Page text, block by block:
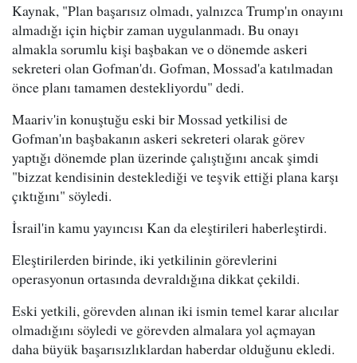
Kaynak, "Plan başarısız olmadı, yalnızca Trump'ın onayını
almadığı için hiçbir zaman uygulanmadı. Bu onayı
almakla sorumlu kişi başbakan ve o dönemde askeri
sekreteri olan Gofman'dı. Gofman, Mossad'a katılmadan
önce planı tamamen destekliyordu" dedi.
Maariv'in konuştuğu eski bir Mossad yetkilisi de
Gofman'ın başbakanın askeri sekreteri olarak görev
yaptığı dönemde plan üzerinde çalıştığını ancak şimdi
"bizzat kendisinin desteklediği ve teşvik ettiği plana karşı
çıktığını" söyledi.
İsrail'in kamu yayıncısı Kan da eleştirileri haberleştirdi.
Eleştirilerden birinde, iki yetkilinin görevlerini
operasyonun ortasında devraldığına dikkat çekildi.
Eski yetkili, görevden alınan iki ismin temel karar alıcılar
olmadığını söyledi ve görevden almalara yol açmayan
daha büyük başarısızlıklardan haberdar olduğunu ekledi.